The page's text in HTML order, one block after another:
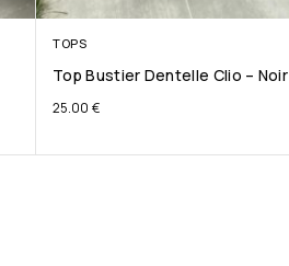
TOPS
Top Bustier Dentelle Clio – Noir
25.00 €